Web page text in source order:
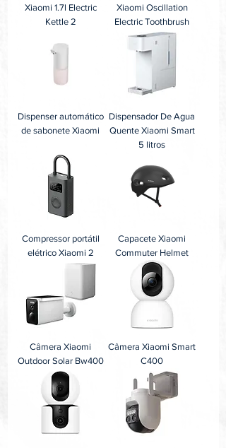
Xiaomi 1.7l Electric
Kettle 2
Xiaomi Oscillation
Electric Toothbrush
Dispenser automático
de sabonete Xiaomi
Dispensador De Agua
Quente Xiaomi Smart
5 litros
Compressor portátil
elétrico Xiaomi 2
Capacete Xiaomi
Commuter Helmet
Câmera Xiaomi
Outdoor Solar Bw400
Câmera Xiaomi Smart
C400